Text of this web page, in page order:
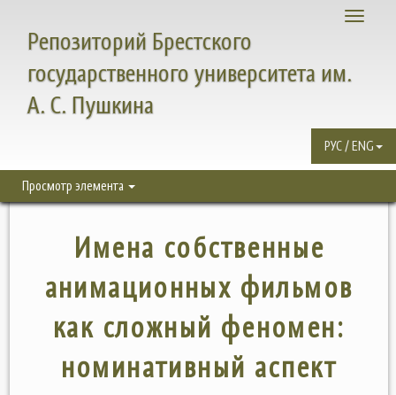
Toggle
Репозиторий Брестского
государственного университета им.
А. С. Пушкина
РУС / ENG
Просмотр элемента
Имена собственные
анимационных фильмов
как сложный феномен:
номинативный аспект